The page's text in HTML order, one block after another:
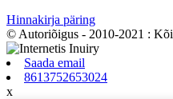
Hinnakirja päring
© Autoriõigus - 2010-2021 :
Saada email
8613752653024
x